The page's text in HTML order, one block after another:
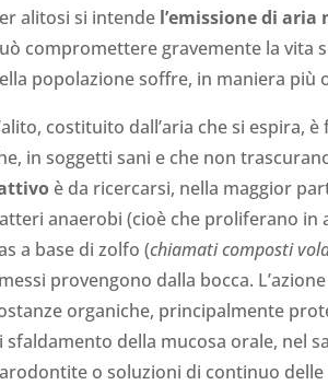
alitosi si intende l’emissione di
compromettere gravemente la vita
popolazione soffre, in maniera più
costituito dall’aria che si espira,
in soggetti sani e che non
è da ricercarsi, nella maggior
anaerobi (cioè che proliferano in
a base di zolfo (chiamati composti
provengono dalla bocca.
organiche, principalmente
sfaldamento della mucosa orale, nel
o soluzioni di continuo delle